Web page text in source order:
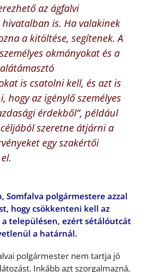
az ágfalvi
is. Ha valakinek
a kitöltése, segítenek. A
okmányokat és a
is csatolni kell, és azt is
hogy az igénylő személyes
érdekből”, például
szeretne átjárni a
egy szakértői
Somfalva polgármestere azzal
hogy csökkenteni kell az
településen, ezért sétálóutcát
a határnál.
polgármester nem tartja jó
Inkább azt szorgalmazná,